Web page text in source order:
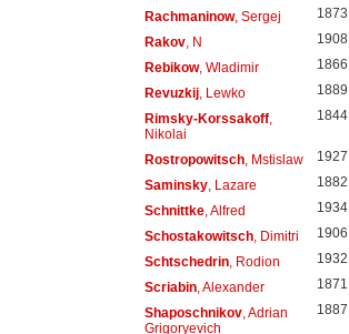
Rachmaninow, Sergej 1873
Rakov, N 1908
Rebikow, Wladimir 1866
Revuzkij, Lewko 1889
Rimsky-Korssakoff,
Nikolai
1844
Rostropowitsch, Mstislaw 1927
Saminsky, Lazare 1882
Schnittke, Alfred 1934
Schostakowitsch, Dimitri 1906
Schtschedrin, Rodion 1932
Scriabin, Alexander 1871
Shaposchnikov, Adrian
Grigoryevich
1887